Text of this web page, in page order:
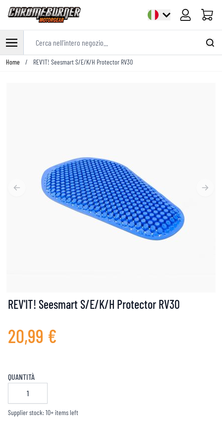
Cart
Salta al contenuto
Home / REV'IT! Seesmart S/E/K/H Protector RV30
REV'IT! Seesmart S/E/K/H Protector RV30
20,99 €
QUANTITÀ
Supplier stock: 10+ items left